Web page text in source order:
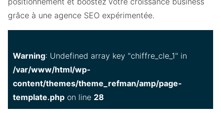
grâce à une agence SEO expérimentée.
Warning: Undefined array key "chiffre_cle_1" in
/var/www/html/wp-
content/themes/theme_refman/amp/page-
template.php on line 28